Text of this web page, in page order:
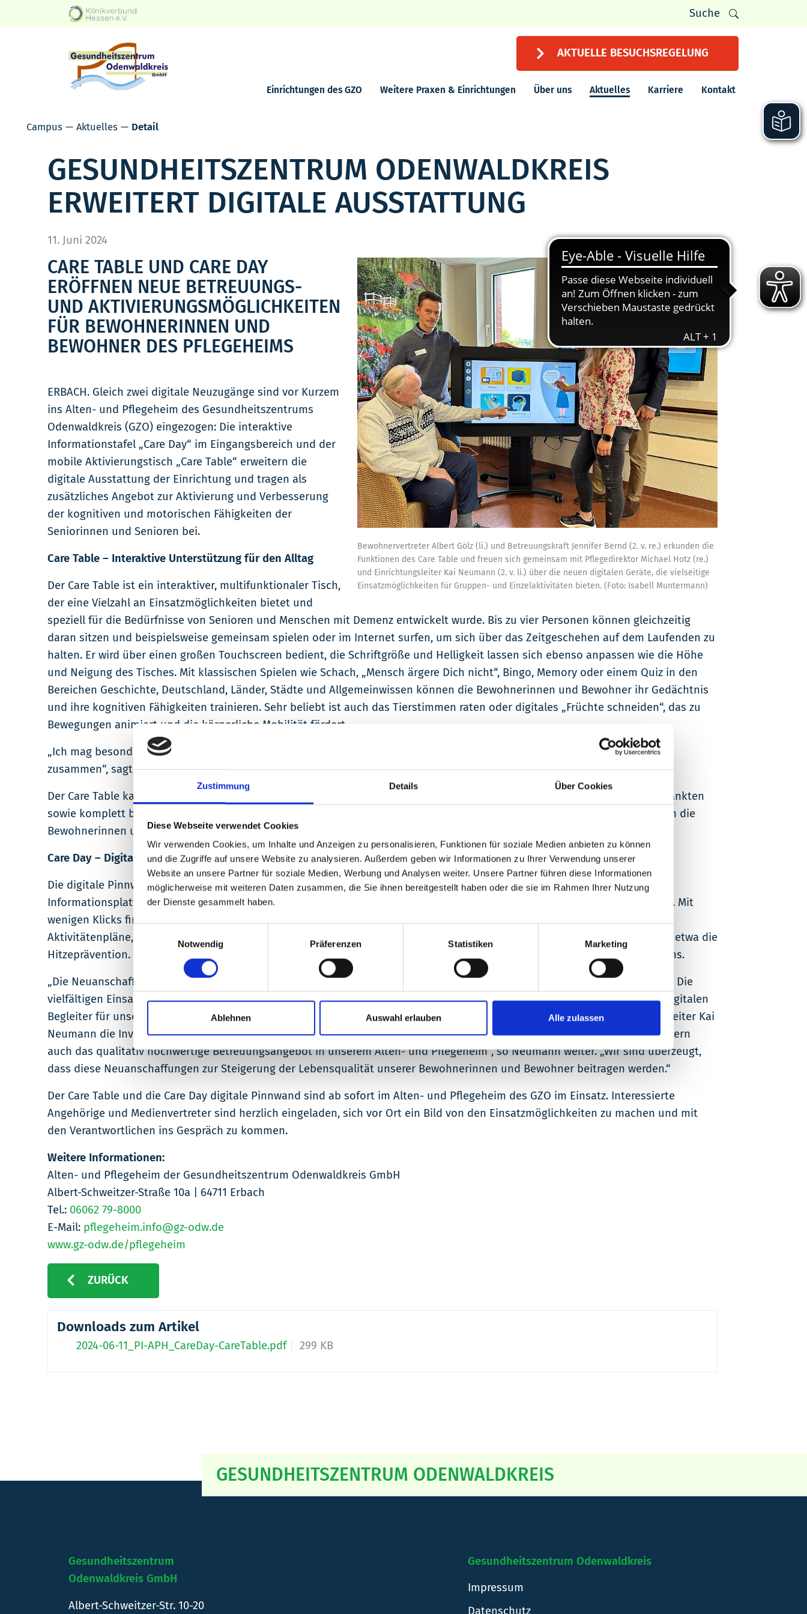
Zustimmung Details Über Cookies
Diese Webseite verwendet Cookies
Wir verwenden Cookies, um Inhalte und Anzeigen zu personalisieren, Funktionen für soziale Medien anbieten zu können
und die Zugriffe auf unsere Website zu analysieren. Außerdem geben wir Informationen zu Ihrer Verwendung unserer
Website an unsere Partner für soziale Medien, Werbung und Analysen weiter. Unsere Partner führen diese Informationen
möglicherweise mit weiteren Daten zusammen, die Sie ihnen bereitgestellt haben oder die sie im Rahmen Ihrer Nutzung
der Dienste gesammelt haben.
Notwendig
Präferenzen Statistiken Marketing
Ablehnen Auswahl erlauben Alle zulassen
Suche
AKTUELLE BESUCHSREGELUNG
Einrichtungen des GZO Weitere Praxen & Einrichtungen Über uns Aktuelles Karriere Kontakt
Campus Aktuelles Detail
GESUNDHEITSZENTRUM ODENWALDKREIS
ERWEITERT DIGITALE AUSSTATTUNG
11. Juni 2024
Bewohnervertreter Albert Gölz (li.) und Betreuungskraft Jennifer Bernd (2. v. re.) erkunden die
Funktionen des Care Table und freuen sich gemeinsam mit Pflegedirektor Michael Hotz (re.)
und Einrichtungsleiter Kai Neumann (2. v. li.) über die neuen digitalen Geräte, die vielseitige
Einsatzmöglichkeiten für Gruppen- und Einzelaktivitäten bieten. (Foto: Isabell Muntermann)
CARE TABLE UND CARE DAY
ERÖFFNEN NEUE BETREUUNGS-
UND AKTIVIERUNGSMÖGLICHKEITEN
FÜR BEWOHNERINNEN UND
BEWOHNER DES PFLEGEHEIMS
ERBACH. Gleich zwei digitale Neuzugänge sind vor Kurzem
ins Alten- und Pflegeheim des Gesundheitszentrums
Odenwaldkreis (GZO) eingezogen: Die interaktive
Informationstafel „Care Day“ im Eingangsbereich und der
mobile Aktivierungstisch „Care Table“ erweitern die
digitale Ausstattung der Einrichtung und tragen als
zusätzliches Angebot zur Aktivierung und Verbesserung
der kognitiven und motorischen Fähigkeiten der
Seniorinnen und Senioren bei.
Care Table – Interaktive Unterstützung für den Alltag
Der Care Table ist ein interaktiver, multifunktionaler Tisch,
der eine Vielzahl an Einsatzmöglichkeiten bietet und
speziell für die Bedürfnisse von Senioren und Menschen mit Demenz entwickelt wurde. Bis zu vier Personen können gleichzeitig
daran sitzen und beispielsweise gemeinsam spielen oder im Internet surfen, um sich über das Zeitgeschehen auf dem Laufenden zu
halten. Er wird über einen großen Touchscreen bedient, die Schriftgröße und Helligkeit lassen sich ebenso anpassen wie die Höhe
und Neigung des Tisches. Mit klassischen Spielen wie Schach, „Mensch ärgere Dich nicht“, Bingo, Memory oder einem Quiz in den
Bereichen Geschichte, Deutschland, Länder, Städte und Allgemeinwissen können die Bewohnerinnen und Bewohner ihr Gedächtnis
und ihre kognitiven Fähigkeiten trainieren. Sehr beliebt ist auch das Tierstimmen raten oder digitales „Früchte schneiden“, das zu
Bewegungen animiert und die körperliche Mobilität fördert.
„Ich mag besonders die Ratespiele und vor allem die Option, Bingo zu spielen bzw. die Nutzung mit mehreren Bewohnern
zusammen“, sagt Albert Gölz von der Bewohnervertretung über den neuen Aktivierungstisch.
Der Care Table kann in Gruppen oder für Einzelangebote genutzt werden und steht auch körperlich oder kognitiv eingeschränkten
sowie komplett bettlägerigen Personen zur Verfügung, sodass diese ganz individuell erreicht werden. Außerdem können sich die
Bewohnerinnen und Bewohner zum gemeinsamen Spielen zusammenfinden.
Care Day – Digitale Pinnwand für mehr Transparenz und Kommunikation
Die digitale Pinnwand Care Day ergänzt die technischen Neuerungen im Pflegeheim des GZO. Sie dient als zentrale
Informationsplattform und erleichtert die Kommunikation zwischen Bewohnern, Pflegekräften, Angehörigen und Besuchern. Mit
wenigen Klicks findet man zum Beispiel die Öffnungszeiten sowie Ansprechpartner der Einrichtung, aktuelle Speise- und
Aktivitätenpläne, aber auch Informationen über zukünftige Veranstaltungen, anstehende Projekte und aktuelle Themen wie etwa die
Hitzeprävention. Eine stetig wachsende Bildergalerie gewährt zudem Einblicke in die verschiedenen Bereiche des Pflegeheims.
„Die Neuanschaffung der beiden Geräte erfolgte im Rahmen des Ausbaus der digitalen Infrastruktur in unserem Pflegeheim. Die
vielfältigen Einsatzmöglichkeiten und flexible Erweiterbarkeit um zusätzliche Apps überzeugten uns vom Mehrwert dieser digitalen
Begleiter für unsere Bewohnerinnen und Bewohner sowie die Mitarbeitenden des Betreuungsteams“, erläutert Einrichtungsleiter Kai
Neumann die Investition. „Mit dem Care Table und Care Day schaffen wir nicht nur neue, innovative Angebote, sondern steigern
auch das qualitativ hochwertige Betreuungsangebot in unserem Alten- und Pflegeheim“, so Neumann weiter. „Wir sind überzeugt,
dass diese Neuanschaffungen zur Steigerung der Lebensqualität unserer Bewohnerinnen und Bewohner beitragen werden.“
Der Care Table und die Care Day digitale Pinnwand sind ab sofort im Alten- und Pflegeheim des GZO im Einsatz. Interessierte
Angehörige und Medienvertreter sind herzlich eingeladen, sich vor Ort ein Bild von den Einsatzmöglichkeiten zu machen und mit
den Verantwortlichen ins Gespräch zu kommen.
Weitere Informationen:
Alten- und Pflegeheim der Gesundheitszentrum Odenwaldkreis GmbH
Albert-Schweitzer-Straße 10a | 64711 Erbach
Tel.: 06062 79-8000
E-Mail: pflegeheim.info@gz-odw.de
www.gz-odw.de/pflegeheim
ZURÜCK
Downloads zum Artikel
2024-06-11_PI-APH_CareDay-CareTable.pdf 299 KB
GESUNDHEITSZENTRUM ODENWALDKREIS
Gesundheitszentrum
Odenwaldkreis GmbH
Albert-Schweitzer-Str. 10-20
Gesundheitszentrum Odenwaldkreis
Impressum
Datenschutz